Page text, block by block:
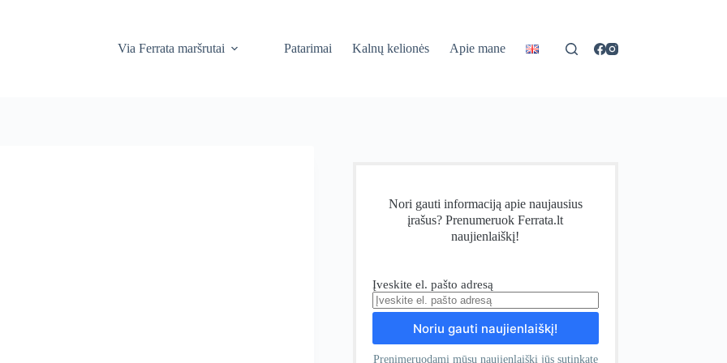
Via Ferrata maršrutai
Patarimai Kalnų kelionės Apie mane
Nori gauti informaciją apie naujausius
įrašus? Prenumeruok Ferrata.lt
naujienlaiškį!
Įveskite el. pašto adresą
Prenimeruodami mūsų naujienlaiškį jūs sutinkate